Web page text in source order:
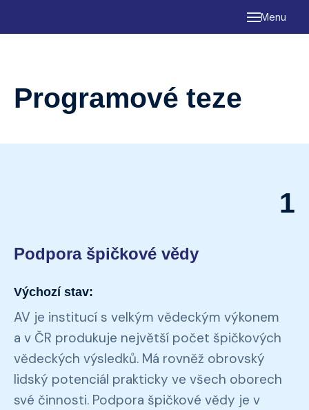
Menu
O
Programové teze
1
Podpora špičkové vědy
Výchozí stav:
AV je institucí s velkým vědeckým výkonem
a v ČR produkuje největší počet špičkových
vědeckých výsledků. Má rovněž obrovský
lidský potenciál prakticky ve všech oborech
své činnosti. Podpora špičkové vědy je v